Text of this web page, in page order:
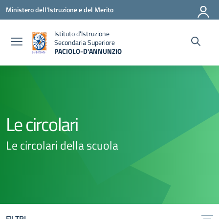
Vai ai contenuti
Vai al menu di navigazione
Vai al footer
Ministero dell'Istruzione e del Merito
Istituto d'Istruzione
Secondaria Superiore
PACIOLO-D'ANNUNZIO
Le circolari
Le circolari della scuola